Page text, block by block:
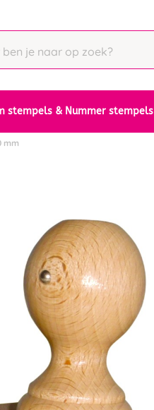
stempels & Nummer stempels
mm